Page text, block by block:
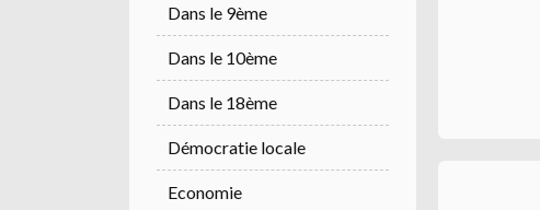
Dans le 9ème
Dans le 10ème
Dans le 18ème
Démocratie locale
Economie